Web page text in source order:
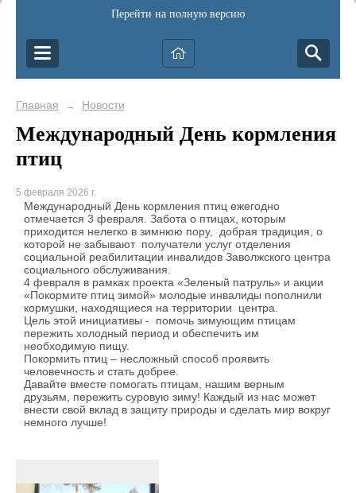
Перейти на полную версию
Главная → Новости
Международный День кормления
птиц
5 февраля 2026 г.
Международный День кормления птиц ежегодно
отмечается 3 февраля. Забота о птицах, которым
приходится нелегко в зимнюю пору, добрая традиция, о
которой не забывают получатели услуг отделения
социальной реабилитации инвалидов Заволжского центра
социального обслуживания.
4 февраля в рамках проекта «Зеленый патруль» и акции
«Покормите птиц зимой» молодые инвалиды пополнили
кормушки, находящиеся на территории центра.
Цель этой инициативы - помочь зимующим птицам
пережить холодный период и обеспечить им
необходимую пищу.
Покормить птиц – несложный способ проявить
человечность и стать добрее.
Давайте вместе помогать птицам, нашим верным
друзьям, пережить суровую зиму! Каждый из нас может
внести свой вклад в защиту природы и сделать мир вокруг
немного лучше!